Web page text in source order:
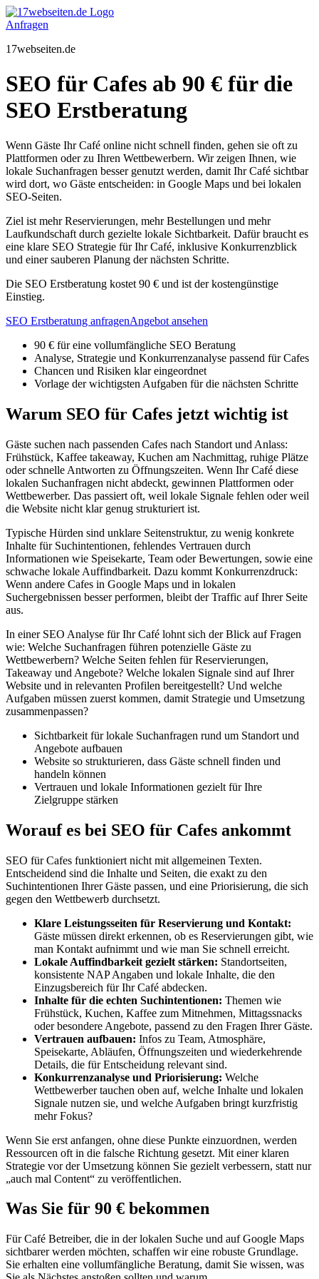
Zum
Inhalt
Anfragen
17webseiten.de
SEO für Cafes ab 90 € für die
SEO Erstberatung
Wenn Gäste Ihr Café online nicht schnell finden, gehen sie oft zu
Plattformen oder zu Ihren Wettbewerbern. Wir zeigen Ihnen, wie
lokale Suchanfragen besser genutzt werden, damit Ihr Café sichtbar
wird dort, wo Gäste entscheiden: in Google Maps und bei lokalen
SEO-Seiten.
Ziel ist mehr Reservierungen, mehr Bestellungen und mehr
Laufkundschaft durch gezielte lokale Sichtbarkeit. Dafür braucht es
eine klare SEO Strategie für Ihr Café, inklusive Konkurrenzblick
und einer sauberen Planung der nächsten Schritte.
Die SEO Erstberatung kostet 90 € und ist der kostengünstige
Einstieg.
SEO Erstberatung anfragenAngebot ansehen
90 € für eine vollumfängliche SEO Beratung
Analyse, Strategie und Konkurrenzanalyse passend für Cafes
Chancen und Risiken klar eingeordnet
Vorlage der wichtigsten Aufgaben für die nächsten Schritte
Warum SEO für Cafes jetzt wichtig ist
Gäste suchen nach passenden Cafes nach Standort und Anlass:
Frühstück, Kaffee takeaway, Kuchen am Nachmittag, ruhige Plätze
oder schnelle Antworten zu Öffnungszeiten. Wenn Ihr Café diese
lokalen Suchanfragen nicht abdeckt, gewinnen Plattformen oder
Wettbewerber. Das passiert oft, weil lokale Signale fehlen oder weil
die Website nicht klar genug strukturiert ist.
Typische Hürden sind unklare Seitenstruktur, zu wenig konkrete
Inhalte für Suchintentionen, fehlendes Vertrauen durch
Informationen wie Speisekarte, Team oder Bewertungen, sowie eine
schwache lokale Auffindbarkeit. Dazu kommt Konkurrenzdruck:
Wenn andere Cafes in Google Maps und in lokalen
Suchergebnissen besser performen, bleibt der Traffic auf Ihrer Seite
aus.
In einer SEO Analyse für Ihr Café lohnt sich der Blick auf Fragen
wie: Welche Suchanfragen führen potenzielle Gäste zu
Wettbewerbern? Welche Seiten fehlen für Reservierungen,
Takeaway und Angebote? Welche lokalen Signale sind auf Ihrer
Website und in relevanten Profilen bereitgestellt? Und welche
Aufgaben müssen zuerst kommen, damit Strategie und Umsetzung
zusammenpassen?
Sichtbarkeit für lokale Suchanfragen rund um Standort und
Angebote aufbauen
Website so strukturieren, dass Gäste schnell finden und
handeln können
Vertrauen und lokale Informationen gezielt für Ihre
Zielgruppe stärken
Worauf es bei SEO für Cafes ankommt
SEO für Cafes funktioniert nicht mit allgemeinen Texten.
Entscheidend sind die Inhalte und Seiten, die exakt zu den
Suchintentionen Ihrer Gäste passen, und eine Priorisierung, die sich
gegen den Wettbewerb durchsetzt.
Klare Leistungsseiten für Reservierung und Kontakt:
Gäste müssen direkt erkennen, ob es Reservierungen gibt, wie
man Kontakt aufnimmt und wie man Sie schnell erreicht.
Lokale Auffindbarkeit gezielt stärken: Standortseiten,
konsistente NAP Angaben und lokale Inhalte, die den
Einzugsbereich für Ihr Café abdecken.
Inhalte für die echten Suchintentionen: Themen wie
Frühstück, Kuchen, Kaffee zum Mitnehmen, Mittagssnacks
oder besondere Angebote, passend zu den Fragen Ihrer Gäste.
Vertrauen aufbauen: Infos zu Team, Atmosphäre,
Speisekarte, Abläufen, Öffnungszeiten und wiederkehrende
Details, die für Entscheidung relevant sind.
Konkurrenzanalyse und Priorisierung: Welche
Wettbewerber tauchen oben auf, welche Inhalte und lokalen
Signale nutzen sie, und welche Aufgaben bringt kurzfristig
mehr Fokus?
Wenn Sie erst anfangen, ohne diese Punkte einzuordnen, werden
Ressourcen oft in die falsche Richtung gesetzt. Mit einer klaren
Strategie vor der Umsetzung können Sie gezielt verbessern, statt nur
„auch mal Content“ zu veröffentlichen.
Was Sie für 90 € bekommen
Für Café Betreiber, die in der lokalen Suche und auf Google Maps
sichtbarer werden möchten, schaffen wir eine robuste Grundlage.
Sie erhalten eine vollumfängliche Beratung, damit Sie wissen, was